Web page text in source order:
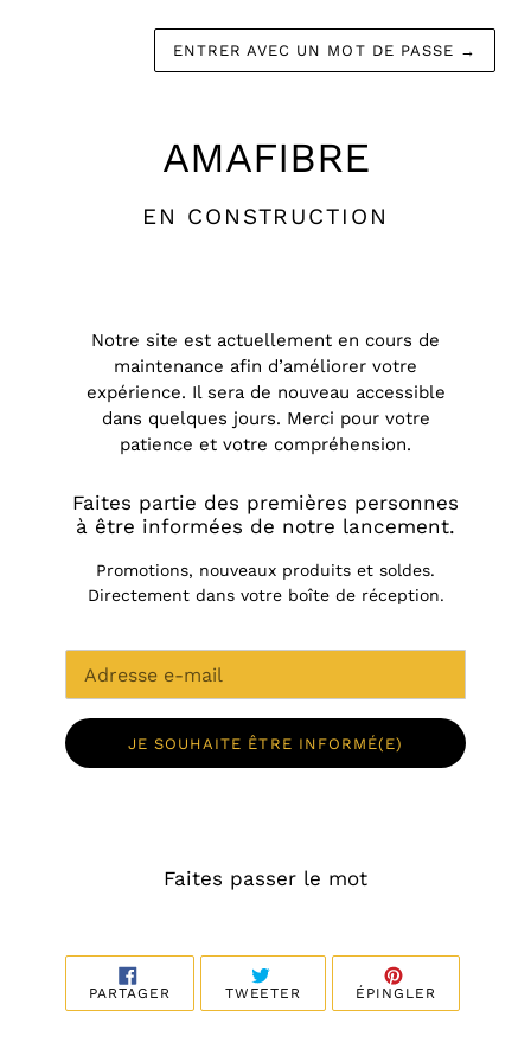
ENTRER AVEC UN MOT DE PASSE →
AMAFIBRE
EN CONSTRUCTION
Notre site est actuellement en cours de
maintenance afin d’améliorer votre
expérience. Il sera de nouveau accessible
dans quelques jours. Merci pour votre
patience et votre compréhension.
Faites partie des premières personnes
à être informées de notre lancement.
Promotions, nouveaux produits et soldes.
Directement dans votre boîte de réception.
mail
JE SOUHAITE ÊTRE INFORMÉ(E)
Faites passer le mot
PARTAGER PARTAGERTWEETER TWEETERÉPINGLER